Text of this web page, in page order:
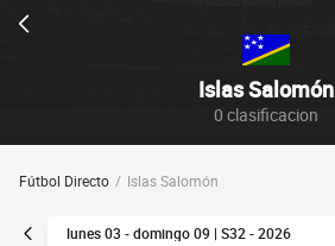
Islas Salomón
0 clasificacion
Fútbol Directo Islas Salomón
lunes 03 - domingo 09 | S32 - 2026